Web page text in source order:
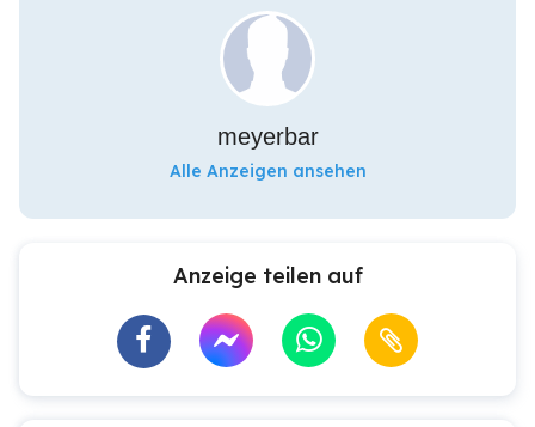
meyerbar
Alle Anzeigen ansehen
Anzeige teilen auf